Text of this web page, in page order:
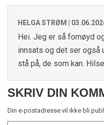
HELGA STRØM |
Hei. Jeg er så fornøyd
innsats og det ser også
stå på, de som kan.
SKRIV DIN
Din e-postadresse vil ikke bli